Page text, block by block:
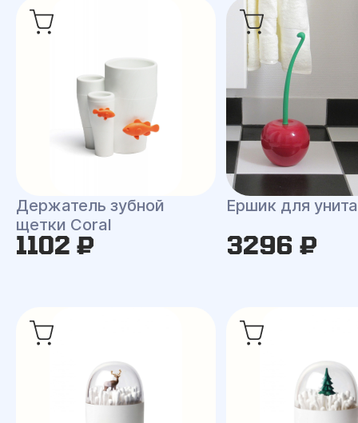
Держатель зубной
щетки Coral
1102 ₽
Ершик для
3296 ₽